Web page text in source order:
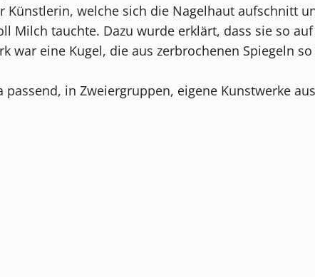
Künstlerin, welche sich die Nagelhaut aufschnitt
Milch tauchte. Dazu wurde erklärt, dass sie so
war eine Kugel, die aus zerbrochenen Spiegeln
in Zweiergruppen, eigene Kunstwerke